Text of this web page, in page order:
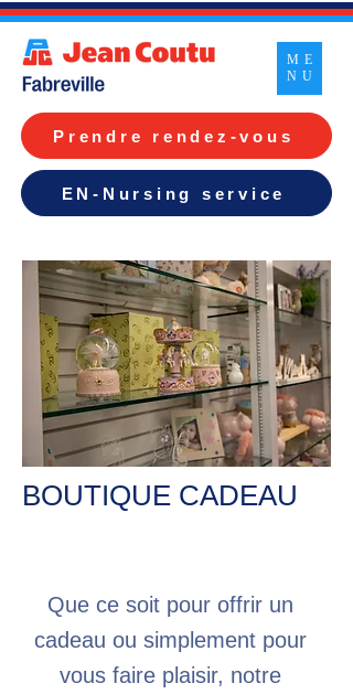
Prendre rendez-vous
EN-Nursing service
ME
NU
BOUTIQUE CADEAU
Que ce soit pour offrir un
cadeau ou simplement pour
vous faire plaisir, notre